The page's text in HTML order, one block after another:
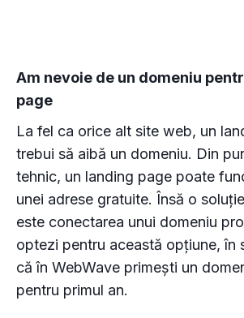
Am nevoie de un domeniu
page
La fel ca orice alt site web, un
trebui să aibă un domeniu. Din
tehnic, un landing page poate
unei adrese gratuite. Însă o
este conectarea unui domeniu
optezi pentru această opțiune, în
că în WebWave primești un
pentru primul an.